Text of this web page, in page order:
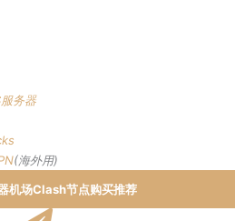
务器
(海外用)
机场Clash节点购买推荐